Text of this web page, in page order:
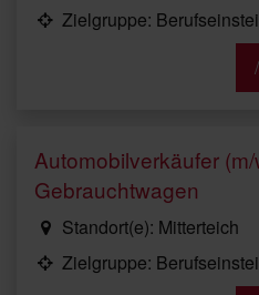
Zielgruppe:
Automobilverkäufer
Gebrauchtwagen
Standort(e): Mitterteich
Zielgruppe: